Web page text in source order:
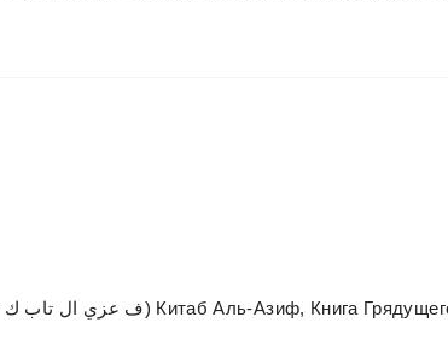
ف عزي ال تاب ك) Китаб Аль-Азиф, Книга